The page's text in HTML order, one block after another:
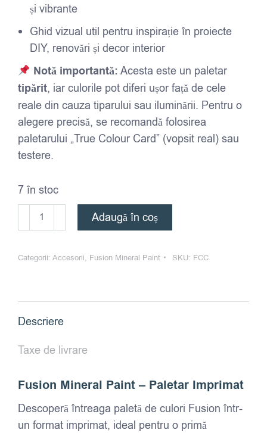
și vibrante
Ghid vizual util pentru inspirație în proiecte
DIY, renovări și decor interior
Notă importantă: Acesta este un paletar
tipărit, iar culorile pot diferi ușor față de cele
reale din cauza tiparului sau iluminării. Pentru o
alegere precisă, se recomandă folosirea
paletarului „True Colour Card” (vopsit real) sau
testere.
7 în stoc
Cantitate
Paletar
-
-
Imprimat
Adaugă în coș
Categorii: Accesorii, Fusion Mineral Paint SKU: FCC
Descriere
Taxe de livrare
Fusion Mineral Paint – Paletar Imprimat
Descoperă întreaga paletă de culori Fusion într-
un format imprimat, ideal pentru o primă